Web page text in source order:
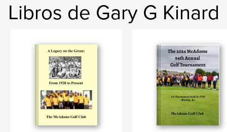
Libros de Gary G Kinard